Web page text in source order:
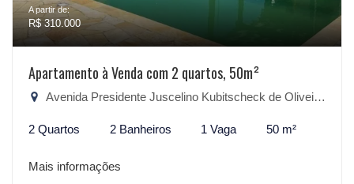
A partir de:
R$ 310.000
Apartamento à Venda com 2 quartos, 50m²
Avenida Presidente Juscelino Kubitscheck de Oliveira, 1916 - São Gonçalo, Pelotas-RS
2 Quartos 2 Banheiros 1 Vaga 50 m²
Mais informações